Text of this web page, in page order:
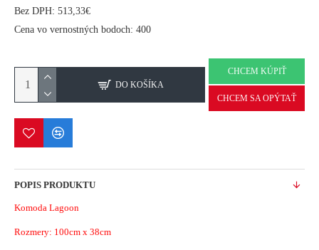
Bez DPH: 513,33€
Cena vo vernostných bodoch: 400
DO KOŠÍKA
CHCEM KÚPIŤ
CHCEM SA OPÝTAŤ
POPIS PRODUKTU
Komoda Lagoon
Rozmery: 100cm x 38cm